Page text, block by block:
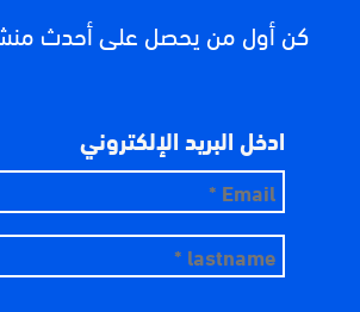
كن أول من يحصل على أحدث
ادخل البريد الإلكتروني